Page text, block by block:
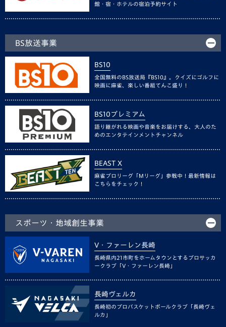
館・宿・ホテルの宿泊予約サイト
BS放送事業
BS10
全国無料のBS放送局『BS10』。クイズにゴルフに
映画に麻雀、楽しい番組てんこ盛り！
BS10プレミアム
語り継がれる映画や音楽をお届けする、大人のた
めのエンタテインメントチャンネル
BEAST X
麻雀プロリーグ「Mリーグ」参戦中！最新情報は
こちらをチェック！
スポーツ・地域創生事業
V・ファーレン長崎
長崎県内21市町をホームタウンとするプロサッカ
ークラブ「V・ファーレン長崎」
長崎ヴェルカ
長崎初のプロバスケットボールクラブ「長崎ヴェ
ルカ」